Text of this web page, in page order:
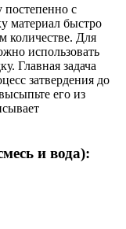
с
материал быстро
количестве. Для
использовать
Главная задача
затвердения до
его из
и вода):